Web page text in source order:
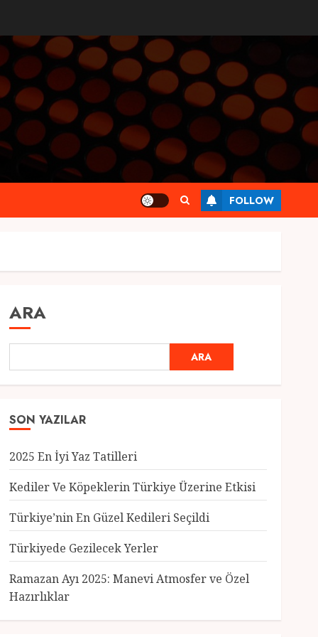
FOLLOW
ARA
ARA
SON YAZILAR
2025 En İyi Yaz Tatilleri
Kediler Ve Köpeklerin Türkiye Üzerine Etkisi
Türkiye’nin En Güzel Kedileri Seçildi
Türkiyede Gezilecek Yerler
Ramazan Ayı 2025: Manevi Atmosfer ve Özel
Hazırlıklar
3
Genel
Türkiye’nin En Güzel
Kedileri Seçildi